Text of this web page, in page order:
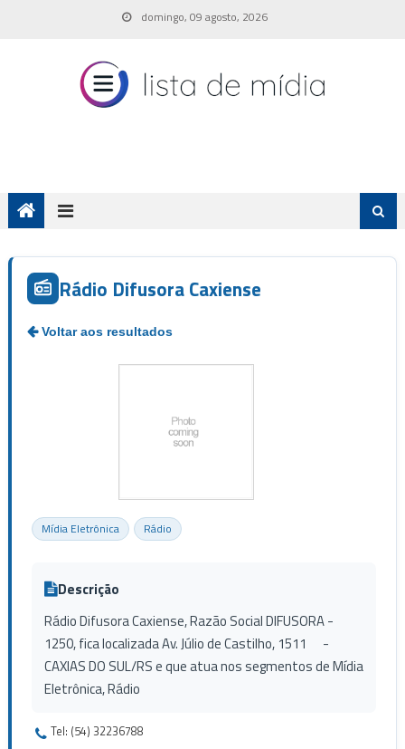
domingo, 09 agosto, 2026
Rádio Difusora Caxiense
Mídia Eletrônica Rádio
Descrição
Rádio Difusora Caxiense, Razão Social DIFUSORA -
1250, fica localizada Av. Júlio de Castilho, 1511 -
CAXIAS DO SUL/RS e que atua nos segmentos de Mídia
Eletrônica, Rádio
Tel: (54) 32236788